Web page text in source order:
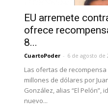
EU arremete
ofrece
8...
CuartoPoder - 6 de agosto de
Las ofertas de
millones de dólares por
González, alias “El Pelón”,
nuevo...